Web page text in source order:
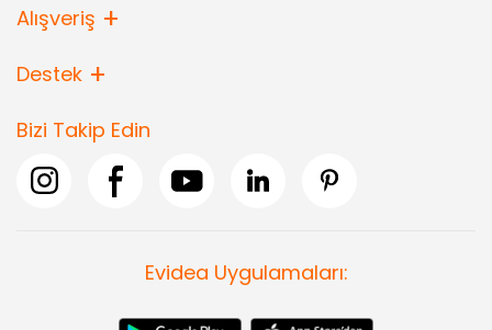
Alışveriş
Destek
Bizi Takip Edin
Evidea Uygulamaları: